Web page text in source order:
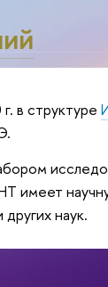
в структуре
имеет
наук.